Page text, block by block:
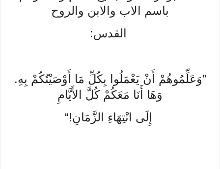
باسم الاب والابن والروح
القدس:
”وَعَلِّمُوهُمْ أَنْ يَعْمَلُوا بِكُلِّ مَا أَوْصَيْتُكُمْ بِهِ.
وَهَا أَنَا مَعَكُمْ كُلَّ الأَيَّامِ
إِلَى انْتِهَاءِ الزَّمَانِ!“